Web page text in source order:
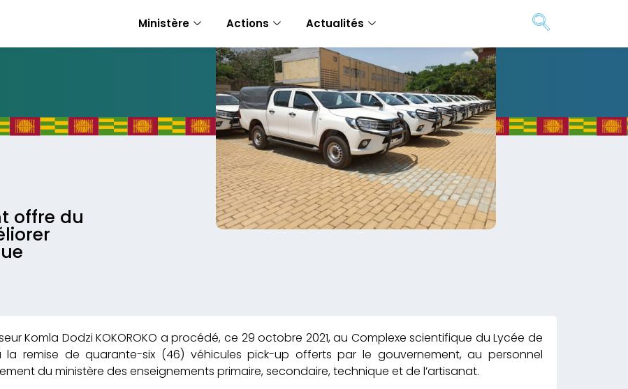
Ministère Actions Actualités
offre du
Komla Dodzi KOKOROKO a procédé, ce 29 octobre 2021, au Complexe scientifique du Lycée de
la remise de quarante-six (46) véhicules pick-up offerts par le gouvernement, au personnel
du ministère des enseignements primaire, secondaire, technique et de l’artisanat.